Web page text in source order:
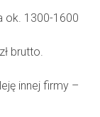
ok. 1300-1600
brutto.
innej firmy –